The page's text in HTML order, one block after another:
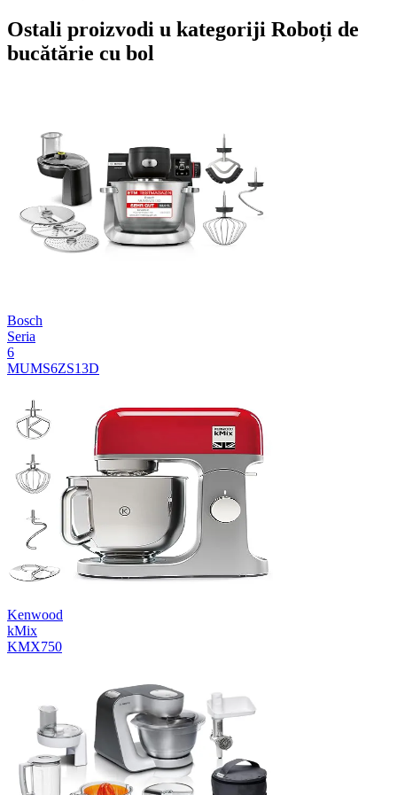
Ostali proizvodi u kategoriji Roboți de
bucătărie cu bol
Bosch
Seria
6
MUMS6ZS13D
Kenwood
kMix
KMX750